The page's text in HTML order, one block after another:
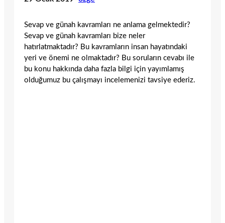
Sevap ve günah kavramları ne anlama gelmektedir?
Sevap ve günah kavramları bize neler
hatırlatmaktadır? Bu kavramların insan hayatındaki
yeri ve önemi ne olmaktadır? Bu soruların cevabı ile
bu konu hakkında daha fazla bilgi için yayımlamış
olduğumuz bu çalışmayı incelemenizi tavsiye ederiz.